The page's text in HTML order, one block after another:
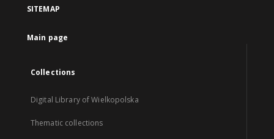
SITEMAP
Main page
Collections
Digital Library of Wielkopolska
Thematic collections